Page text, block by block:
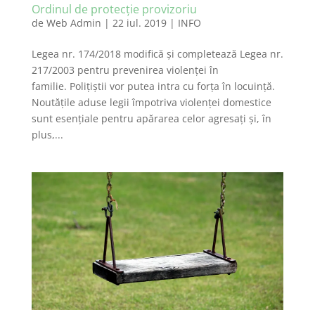
Ordinul de protecţie provizoriu
de Web Admin | 22 iul. 2019| INFO
Legea nr. 174/2018 modifică şi completează Legea nr.
217/2003 pentru prevenirea violenţei în
familie. Poliţiştii vor putea intra cu forţa în locuinţă.
Noutăţile aduse legii împotriva violenţei domestice
sunt esenţiale pentru apărarea celor agresaţi şi, în
plus,...